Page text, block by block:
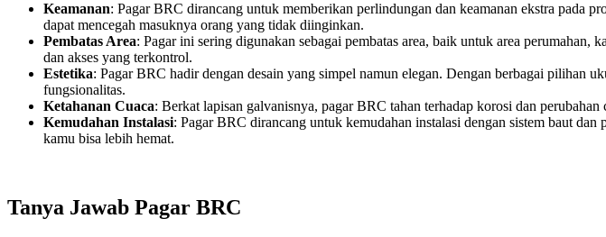
Keamanan: Pagar BRC dirancang untuk memberikan perlindungan dan keamanan ekstra pada
dapat mencegah masuknya orang yang tidak diinginkan.
Pembatas Area: Pagar ini sering digunakan sebagai pembatas area, baik untuk area
dan akses yang terkontrol.
Estetika: Pagar BRC hadir dengan desain yang simpel namun elegan. Dengan berbagai pilihan
fungsionalitas.
Ketahanan Cuaca: Berkat lapisan galvanisnya, pagar BRC tahan terhadap korosi dan
Kemudahan Instalasi: Pagar BRC dirancang untuk kemudahan instalasi dengan sistem baut
kamu bisa lebih hemat.
Tanya Jawab Pagar BRC